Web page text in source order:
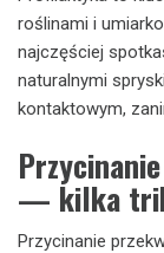
roślinami i
najczęściej
naturalnymi
kontaktowym,
— kilka
Przycinanie